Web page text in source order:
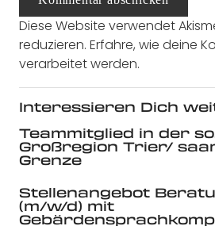
Diese Website verwendet
reduzieren. Erfahre, wie deine
verarbeitet werden.
Interessieren Dich
Teammitglied in der
Großregion Trier/
Grenze
Stellenangebot
(m/w/d) mit